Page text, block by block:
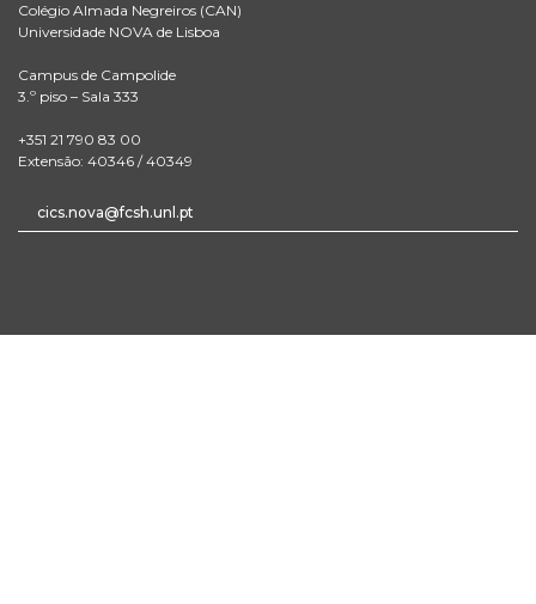
Colégio Almada Negreiros (CAN)
Universidade NOVA de Lisboa
Campus de Campolide
3.º piso – Sala 333
+351 21 790 83 00
Extensão: 40346 / 40349
cics.nova@fcsh.unl.pt